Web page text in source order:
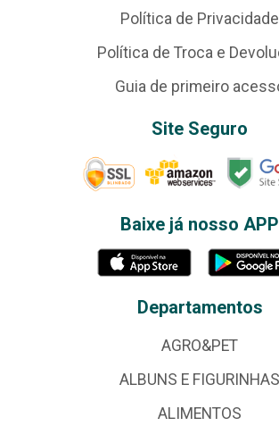
Política de Privacidade
Política de Troca e
Guia de primeiro
Site Seguro
Baixe já nosso APP
Departamentos
AGRO&PET
ALBUNS E FIGURINHAS
ALIMENTOS